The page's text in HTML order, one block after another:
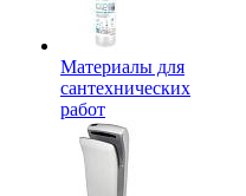
Материалы для
сантехнических
работ